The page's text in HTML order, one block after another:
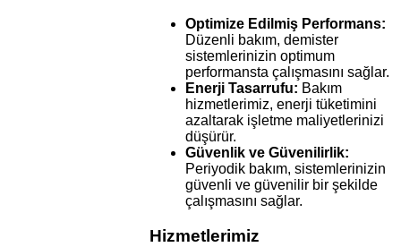
Optimize Edilmiş Performans:
Düzenli bakım, demister
sistemlerinizin optimum
performansta çalışmasını sağlar.
Enerji Tasarrufu: Bakım
hizmetlerimiz, enerji tüketimini
azaltarak işletme maliyetlerinizi
düşürür.
Güvenlik ve Güvenilirlik:
Periyodik bakım, sistemlerinizin
güvenli ve güvenilir bir şekilde
çalışmasını sağlar.
Hizmetlerimiz